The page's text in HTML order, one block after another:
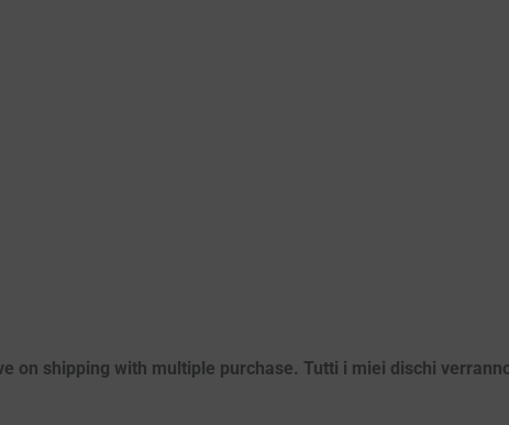
on shipping with multiple purchase. Tutti i miei dischi